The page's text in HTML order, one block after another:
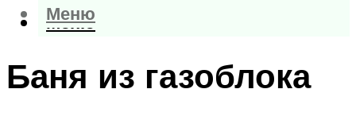
Меню
Меню
Баня из газоблока